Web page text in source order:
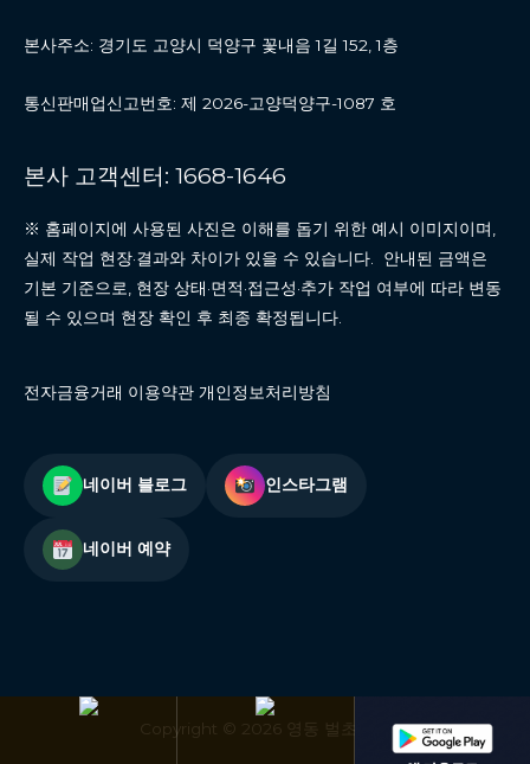
본사주소: 경기도 고양시 덕양구 꽃내음 1길 152, 1층
통신판매업신고번호: 제 2026-고양덕양구-1087 호
본사 고객센터: 1668-1646
※ 홈페이지에 사용된 사진은 이해를 돕기 위한 예시 이미지이며,
실제 작업 현장·결과와 차이가 있을 수 있습니다. 안내된 금액은
기본 기준으로, 현장 상태·면적·접근성·추가 작업 여부에 따라 변동
될 수 있으며 현장 확인 후 최종 확정됩니다.
전자금융거래 이용약관 개인정보처리방침
네이버 블로그 인스타그램
네이버 예약
Copyright © 2026 영동 벌초대행